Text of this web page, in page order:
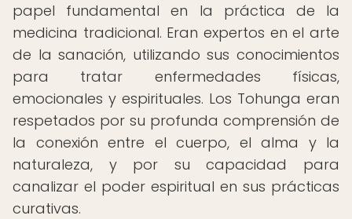
papel fundamental en la práctica de la
medicina tradicional. Eran expertos en el arte
de la sanación, utilizando sus conocimientos
para tratar enfermedades físicas,
emocionales y espirituales. Los Tohunga eran
respetados por su profunda comprensión de
la conexión entre el cuerpo, el alma y la
naturaleza, y por su capacidad para
canalizar el poder espiritual en sus prácticas
curativas.